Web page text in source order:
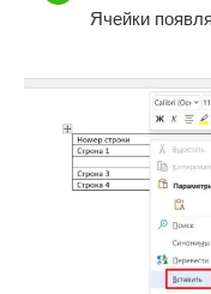
Ячейки